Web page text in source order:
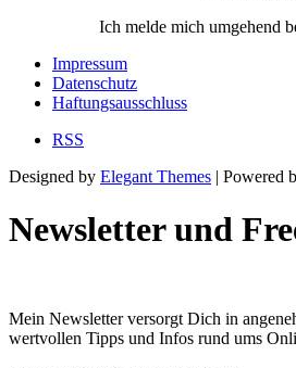
Ich melde mich umgehend
Impressum
Datenschutz
Haftungsausschluss
RSS
Designed by Elegant Themes | Powered
Newsletter und
Mein Newsletter versorgt Dich in
wertvollen Tipps und Infos rund ums